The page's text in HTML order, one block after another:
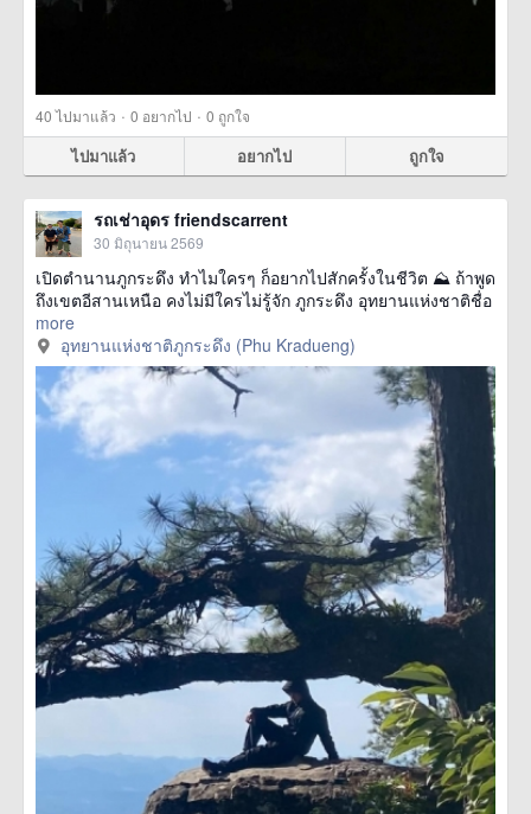
40ไปมาแล้ว · 0 อยากไป · 0 ถูกใจ
ไปมาแล้ว อยากไป ถูกใจ
รถเช่าอุดร friendscarrent
30 มิถุนายน 2569
เปิดตำนานภูกระดึง ทำไมใครๆ ก็อยากไปสักครั้งในชีวิต ⛰️ ถ้าพูด
ถึงเขตอีสานเหนือ คงไม่มีใครไม่รู้จัก ภูกระดึง อุทยานแห่งชาติชื่อ
more
อุทยานแห่งชาติภูกระดึง (Phu Kradueng)